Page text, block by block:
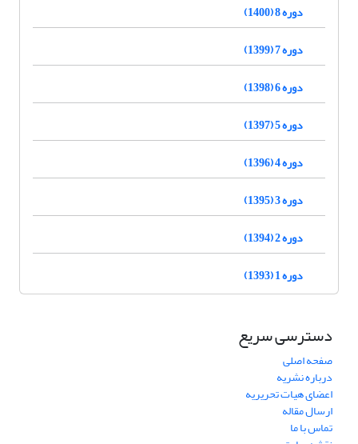
دوره 8 (1400)
دوره 7 (1399)
دوره 6 (1398)
دوره 5 (1397)
دوره 4 (1396)
دوره 3 (1395)
دوره 2 (1394)
دوره 1 (1393)
دسترسی سریع
صفحه اصلی
درباره نشریه
اعضای هیات تحریریه
ارسال مقاله
تماس با ما